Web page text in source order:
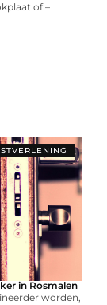
of –
in Rosmalen
worden,